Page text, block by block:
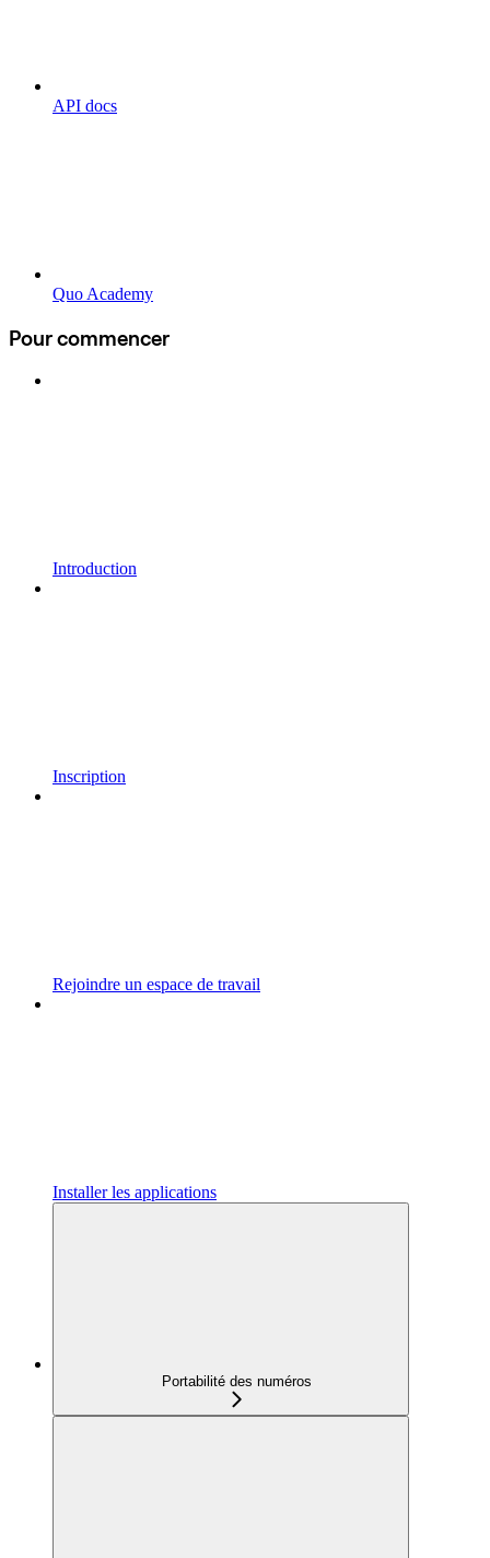
API docs
Quo Academy
Pour commencer
Introduction
Inscription
Rejoindre un espace de travail
Installer les applications
Portabilité des numéros